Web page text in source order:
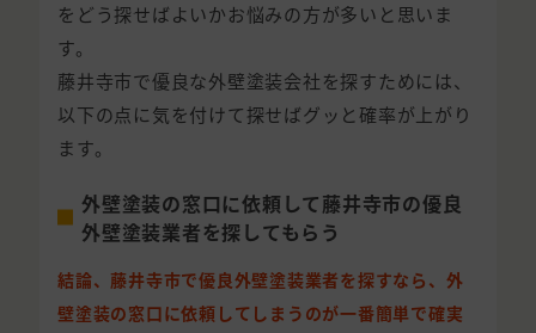
をどう探せばよいかお悩みの方が多いと思いま
す。
藤井寺市で優良な外壁塗装会社を探すためには、
以下の点に気を付けて探せばグッと確率が上がり
ます。
外壁塗装の窓口に依頼して藤井寺市の優良
外壁塗装業者を探してもらう
結論、藤井寺市で優良外壁塗装業者を探すなら、外
壁塗装の窓口に依頼してしまうのが一番簡単で確実